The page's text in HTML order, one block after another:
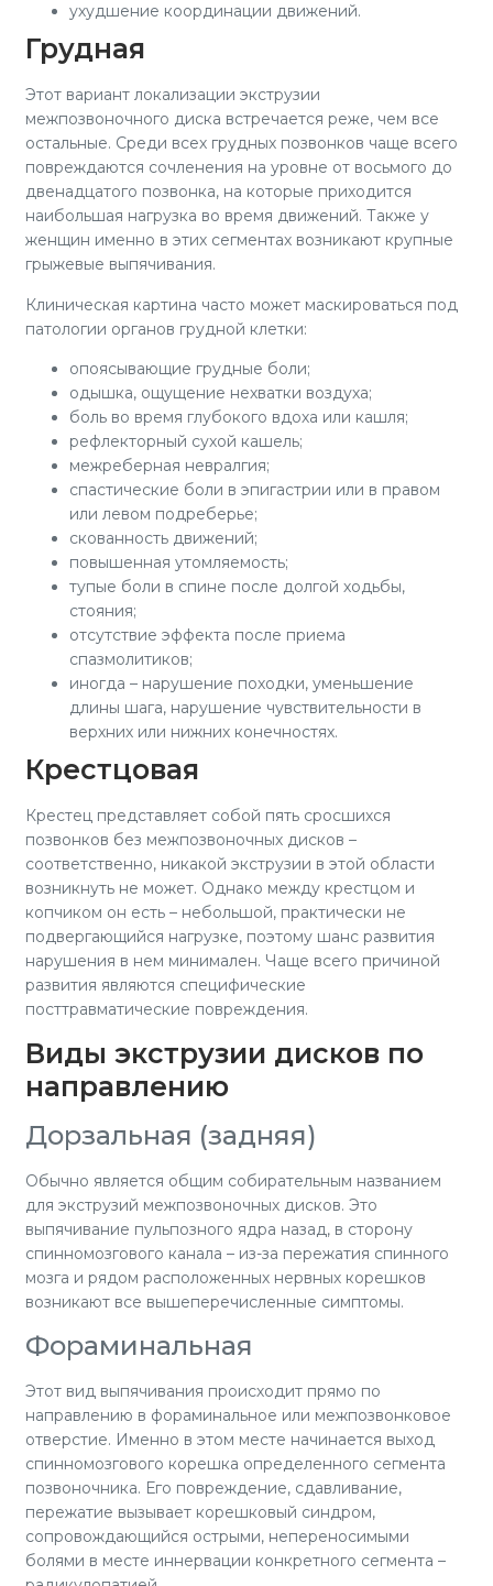
ухудшение координации движений.
Грудная
Этот вариант локализации экструзии
межпозвоночного диска встречается реже, чем все
остальные. Среди всех грудных позвонков чаще всего
повреждаются сочленения на уровне от восьмого до
двенадцатого позвонка, на которые приходится
наибольшая нагрузка во время движений. Также у
женщин именно в этих сегментах возникают крупные
грыжевые выпячивания.
Клиническая картина часто может маскироваться под
патологии органов грудной клетки:
опоясывающие грудные боли;
одышка, ощущение нехватки воздуха;
боль во время глубокого вдоха или кашля;
рефлекторный сухой кашель;
межреберная невралгия;
спастические боли в эпигастрии или в правом
или левом подреберье;
скованность движений;
повышенная утомляемость;
тупые боли в спине после долгой ходьбы,
стояния;
отсутствие эффекта после приема
спазмолитиков;
иногда – нарушение походки, уменьшение
длины шага, нарушение чувствительности в
верхних или нижних конечностях.
Крестцовая
Крестец представляет собой пять сросшихся
позвонков без межпозвоночных дисков –
соответственно, никакой экструзии в этой области
возникнуть не может. Однако между крестцом и
копчиком он есть – небольшой, практически не
подвергающийся нагрузке, поэтому шанс развития
нарушения в нем минимален. Чаще всего причиной
развития являются специфические
посттравматические повреждения.
Виды экструзии дисков по
направлению
Дорзальная (задняя)
Обычно является общим собирательным названием
для экструзий межпозвоночных дисков. Это
выпячивание пульпозного ядра назад, в сторону
спинномозгового канала – из-за пережатия спинного
мозга и рядом расположенных нервных корешков
возникают все вышеперечисленные симптомы.
Фораминальная
Этот вид выпячивания происходит прямо по
направлению в фораминальное или межпозвонковое
отверстие. Именно в этом месте начинается выход
спинномозгового корешка определенного сегмента
позвоночника. Его повреждение, сдавливание,
пережатие вызывает корешковый синдром,
сопровождающийся острыми, непереносимыми
болями в месте иннервации конкретного сегмента –